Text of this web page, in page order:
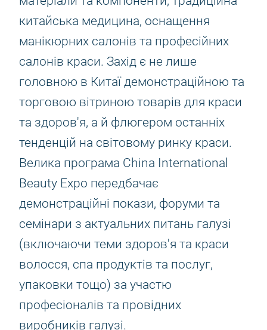
китайська медицина, оснащення
манікюрних салонів та професійних
салонів краси. Захід є не лише
головною в Китаї демонстраційною та
торговою вітриною товарів для краси
та здоров'я, а й флюгером останніх
тенденцій на світовому ринку краси.
Велика програма China International
Beauty Expo передбачає
демонстраційні покази, форуми та
семінари з актуальних питань галузі
(включаючи теми здоров'я та краси
волосся, спа продуктів та послуг,
упаковки тощо) за участю
професіоналів та провідних
виробників галузі.